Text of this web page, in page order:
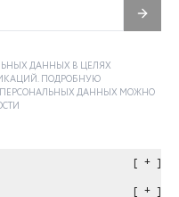
ДАННЫХ В ЦЕЛЯХ
ПОДРОБНУЮ
ДАННЫХ МОЖНО
+
+